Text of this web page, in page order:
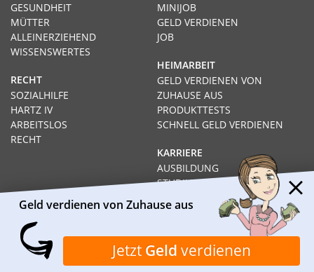
MINIJOB
GELD VERDIENEN
JOB
HEIMARBEIT
GELD VERDIENEN VON
ZUHAUSE AUS
PRODUKTTESTS
SCHNELL GELD VERDIENEN
KARRIERE
AUSBILDUNG
STUDIUM
FERNSTUDIUM
GEHÄLTER
GESUNDHEIT
MÜTTER
ALLEINERZIEHEND
WISSENSWERTES
RECHT
SOZIALHILFE
HARTZ IV
ARBEITSLOS
RECHT
Impressum Datenschutz Kontakt
Über Heimarbeit.de
© 2026I❶I Heimarbeit.de
Geld verdienen von Zuhause aus
Jetzt Geld verdienen